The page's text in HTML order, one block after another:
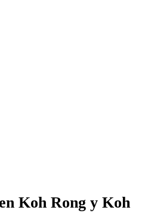
Koh Rong y Koh